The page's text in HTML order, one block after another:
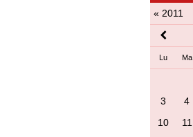
« 2011
Lu Ma
3
4
10
11